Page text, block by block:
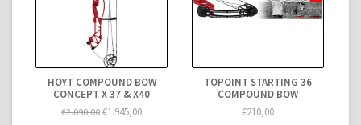
HOYT COMPOUND BOW
CONCEPT X 37 & X40
€2.090,00 €1.945,00
TOPOINT STARTING 36
COMPOUND BOW
€210,00